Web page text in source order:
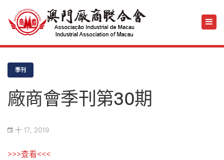
季刊
廠商會季刊第30期
十 17, 2019
>>>查看<<<